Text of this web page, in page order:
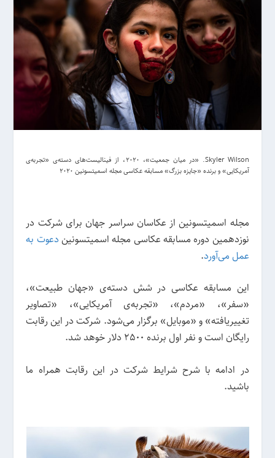
Skyler Wilson. «در میان جمعیت»، 2020، از فینالیست‌های دسته‌ی «تجربه‌ی
آمریکایی» و برنده «جایزه بزرگ» مسابقه عکاسی مجله اسمیتسونین 2020
مجله اسمیتسونین از عکاسان سراسر جهان برای شرکت در
نوزدهمین دوره مسابقه عکاسی مجله اسمیتسونین دعوت به
عمل می‌آورد.
این مسابقه عکاسی در شش دسته‌ی «جهان طبیعت»،
«سفر»، «مردم»، «تجربه‌ی آمریکایی»، «تصاویر
تغییریافته» و «موبایل» برگزار می‌شود. شرکت در این رقابت
رایگان است و نفر اول برنده 2500 دلار خوهد شد.
در ادامه با شرح شرایط شرکت در این رقابت همراه ما
باشید.